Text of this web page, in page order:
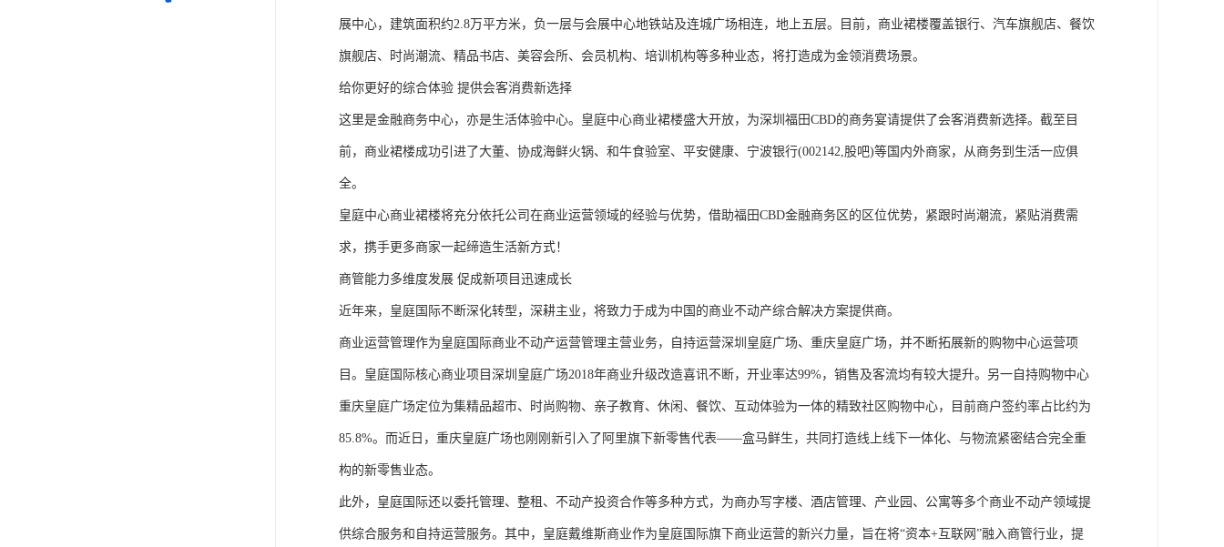
展中心，建筑面积约2.8万平方米，负一层与会展中心地铁站及连城广场相连，地上五层。目前，商业裙楼覆盖银行、汽车旗舰店、餐饮
旗舰店、时尚潮流、精品书店、美容会所、会员机构、培训机构等多种业态，将打造成为金领消费场景。
给你更好的综合体验 提供会客消费新选择
这里是金融商务中心，亦是生活体验中心。皇庭中心商业裙楼盛大开放，为深圳福田CBD的商务宴请提供了会客消费新选择。截至目
前，商业裙楼成功引进了大董、协成海鲜火锅、和牛食验室、平安健康、宁波银行(002142,股吧)等国内外商家，从商务到生活一应俱
全。
皇庭中心商业裙楼将充分依托公司在商业运营领域的经验与优势，借助福田CBD金融商务区的区位优势，紧跟时尚潮流，紧贴消费需
求，携手更多商家一起缔造生活新方式！
商管能力多维度发展 促成新项目迅速成长
近年来，皇庭国际不断深化转型，深耕主业，将致力于成为中国的商业不动产综合解决方案提供商。
商业运营管理作为皇庭国际商业不动产运营管理主营业务，自持运营深圳皇庭广场、重庆皇庭广场，并不断拓展新的购物中心运营项
目。皇庭国际核心商业项目深圳皇庭广场2018年商业升级改造喜讯不断，开业率达99%，销售及客流均有较大提升。另一自持购物中心
重庆皇庭广场定位为集精品超市、时尚购物、亲子教育、休闲、餐饮、互动体验为一体的精致社区购物中心，目前商户签约率占比约为
85.8%。而近日，重庆皇庭广场也刚刚新引入了阿里旗下新零售代表——盒马鲜生，共同打造线上线下一体化、与物流紧密结合完全重
构的新零售业态。
此外，皇庭国际还以委托管理、整租、不动产投资合作等多种方式，为商办写字楼、酒店管理、产业园、公寓等多个商业不动产领域提
供综合服务和自持运营服务。其中，皇庭戴维斯商业作为皇庭国际旗下商业运营的新兴力量，旨在将“资本+互联网”融入商管行业，提